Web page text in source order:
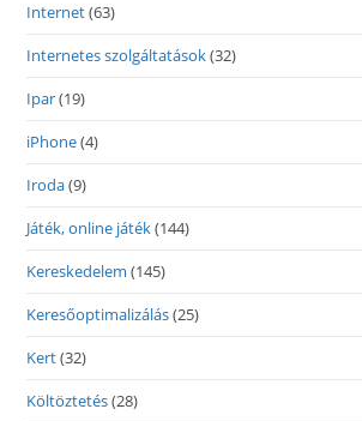
Internet(63)
Internetes szolgáltatások(32)
Ipar(19)
iPhone(4)
Iroda(9)
Játék, online játék(144)
Kereskedelem (145)
Keresőoptimalizálás(25)
Kert(32)
Költöztetés(28)